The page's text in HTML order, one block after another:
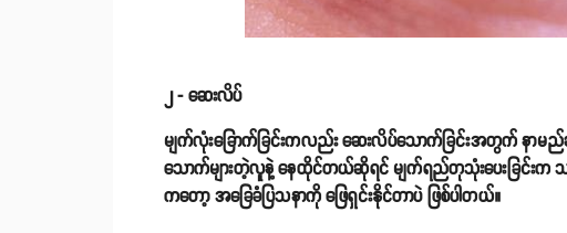
၂ - ဆေးလိပ်
မျက်လုံးခြောက်ခြင်းကလည်း ဆေးလိပ်သောက်ခြင်းအတွက် နာ
သောက်များတဲ့လူနဲ့ နေထိုင်တယ်ဆိုရင် မျက်ရည်တုသုံးပေးခြင်း
ကတော့ အခြေခံပြသနာကို ဖြေရှင်းနိုင်တာပဲ ဖြစ်ပါတယ်။